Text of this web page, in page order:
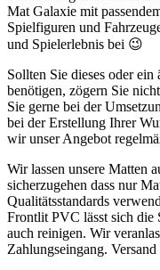
Mat Galaxie mit
Spielfiguren und
und Spielerlebnis bei 😉
Sollten Sie dieses oder
benötigen, zögern Sie
Sie gerne bei der
bei der Erstellung Ihrer
wir unser Angebot
Wir lassen unsere Matten
sicherzugehen dass nur
Qualitätsstandards
Frontlit PVC lässt sich die
auch reinigen. Wir
Zahlungseingang.